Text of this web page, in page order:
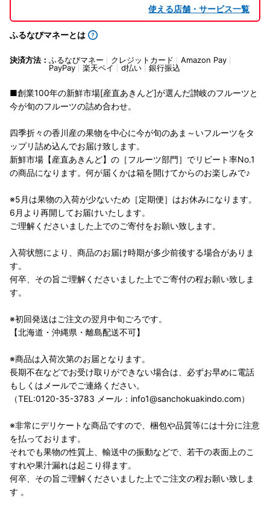
使える店舗・サービス一覧
ふるなびマネーとは
決済方法： ふるなびマネー クレジットカード
Amazon Pay
PayPay
楽天ペイ d払い 銀行振込
■創業100年の新鮮市場[産直あきんど]が選んだ讃岐のフルーツと
今が旬のフルーツの詰め合わせ。
四季折々の香川産の果物を中心に今が旬のあま～いフルーツをタ
ップリ詰め込んでお届け致します。
新鮮市場【産直あきんど】の［フルーツ部門］でリピート率No.1
の商品になります。何が届くかは箱を開けてからのお楽しみで♪
※5月は果物の入荷が少ないため［定期便］はお休みになります。
6月より再開してお届けいたします。
ご理解くださいました上でのご寄付をお願い致します。
入荷状態により、商品のお届け時期が多少前後する場合がありま
す。
何卒、その旨ご理解くださいました上でご寄付の程お願い致しま
す。
※初回発送はご注文の翌月中旬ごろです。
【北海道・沖縄県・離島配送不可】
※商品は入荷次第のお届となります。
長期不在などでお受け取りができない場合は、必ずお早めに電話
もしくはメールでご連絡ください。
（TEL:0120-35-3783 メール：info1@sanchokuakindo.com）
※非常にデリケートな商品ですので、梱包や品質等には十分に注意
を払っております。
それでも果物の性質上、輸送中の振動などで、若干の表面上のこ
すれや果汁漏れは起こり得ます。
何卒、その旨ご理解くださいました上でご注文の程お願い致しま
す 。